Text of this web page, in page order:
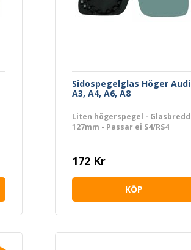
Sidospegelglas Höger Audi
A3, A4, A6, A8
Liten högerspegel - Glasbredd
127mm - Passar ej S4/RS4
172 Kr
KÖP